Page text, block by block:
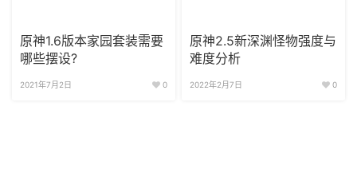
原神1.6版本家园套装需要
哪些摆设?
2021年7月2日 0
原神2.5新深渊怪物强度与
难度分析
2022年2月7日 0